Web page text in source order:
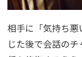
相手に「気持ち
じた後で会話の